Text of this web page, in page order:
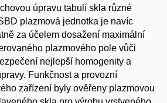
úpravu tabulí skla různé
plazmová jednotka je navíc
za účelem dosažení maximální
plazmového pole vůči
nejlepší homogenity a
Funkčnost a provozní
zařízení byly ověřeny plazmovou